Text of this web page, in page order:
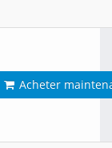
Acheter